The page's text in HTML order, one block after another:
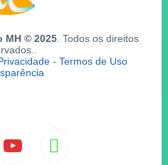
MH © 2025. Todos os direitos
- Termos de Uso